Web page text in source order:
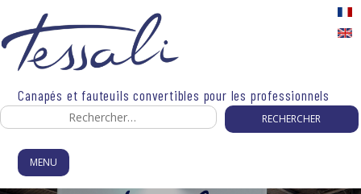
content
Canapés et fauteuils convertibles pour les professionnels
Rechercher :
MENU